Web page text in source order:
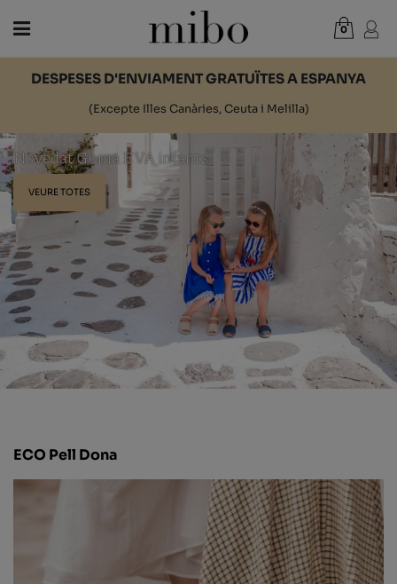
HOME
NENS
NOVETATS
VAL REGAL
BOTIGUES
OUTLET
0
Total: 0,00 €
DESPESES D'ENVIAMENT GRATUÏTES A ESPANYA
(Excepte Illes Canàries, Ceuta i Melilla)
Novedat Goma EVA infants
VEURE TOTES
ECO Pell Dona